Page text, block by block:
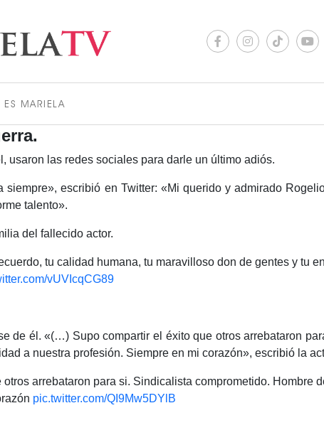
ES MARIELA
ACTUALIDAD
LAS CATEGORÍAS
usaron las redes sociales para darle un último adiós.
escribió en Twitter: «Mi querido y admirado
talento».
del fallecido actor.
tu calidad humana, tu maravilloso don de gentes y tu
vUVIcqCG89
de él. «(…) Supo compartir el éxito que otros arrebataron
a nuestra profesión. Siempre en mi corazón», escribió la
arrebataron para si. Sindicalista comprometido. Hombre
pic.twitter.com/QI9Mw5DYlB